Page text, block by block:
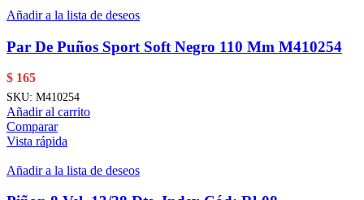
Añadir a la lista de deseos
Par De Puños Sport Soft Negro 110 Mm M410254
$ 165
SKU: M410254
Añadir al carrito
Comparar
Vista rápida
Añadir a la lista de deseos